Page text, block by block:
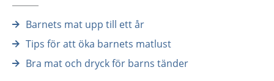
Barnets mat upp till ett år
Tips för att öka barnets matlust
Bra mat och dryck för barns tänder